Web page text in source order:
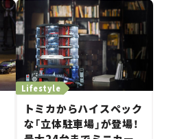
トミカからハイスペック
な「立体駐車場」が登場！
Lifestyle